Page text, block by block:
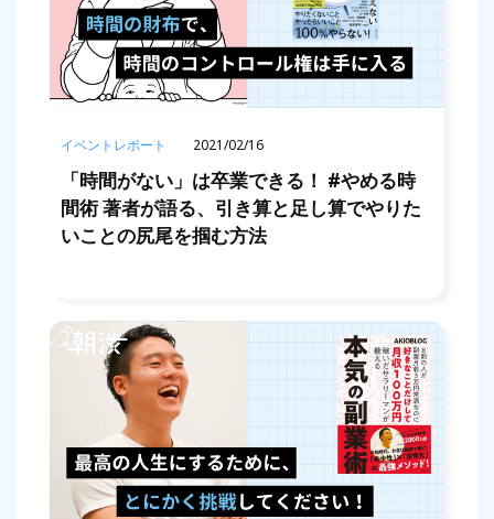
イベントレポート 2021/02/16
「時間がない」は卒業できる！ #やめる時
間術 著者が語る、引き算と足し算でやりた
いことの尻尾を掴む方法